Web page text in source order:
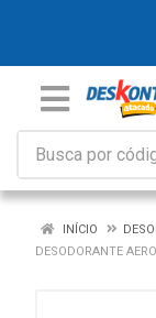
INÍCIO
DESODORANTE